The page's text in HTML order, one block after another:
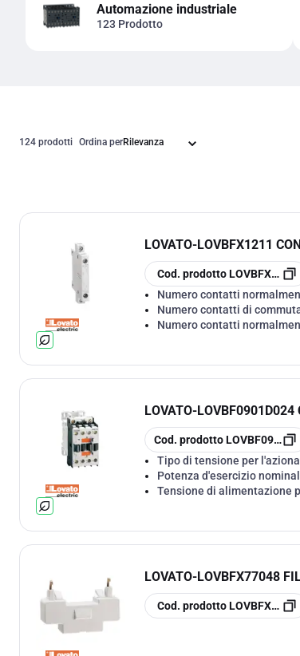
Automazione industriale
123 Prodotto
124 prodotti Ordina per
LOVATO-LOVBFX1211
copiaCod. prodotto LOVBFX1211
Numero contatti
Numero contatti di
Numero contatti
LOVATO-LOVBF0901D024
copia
Cod. prodotto
Tipo di tensione per
Potenza d'esercizio
Tensione di alimentazione
LOVATO-LOVBFX77048
copiaCod. prodotto LOVBFX77048